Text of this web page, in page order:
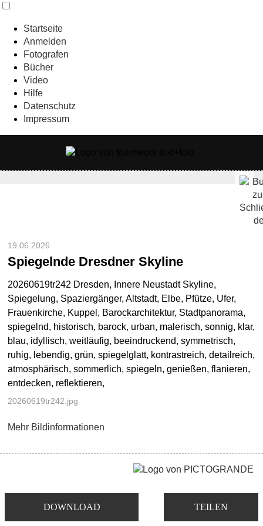
Startseite
Anmelden
Fotografen
Bücher
Video
Hilfe
Datenschutz
Impressum
DOWNLOAD TEILEN
19.06.2026
Spiegelnde Dresdner Skyline
20260619tr242 Dresden, Innere Neustadt Skyline,
Spiegelung, Spaziergänger, Altstadt, Elbe, Pfütze, Ufer,
Frauenkirche, Kuppel, Barockarchitektur, Stadtpanorama,
spiegelnd, historisch, barock, urban, malerisch, sonnig, klar,
blau, idyllisch, weitläufig, beeindruckend, symmetrisch,
ruhig, lebendig, grün, spiegelglatt, kontrastreich, detailreich,
atmosphärisch, sommerlich, spiegeln, genießen, flanieren,
entdecken, reflektieren,
20260619tr242.jpg
Mehr Bildinformationen